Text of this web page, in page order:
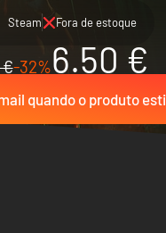
Steam Fora de estoque
€-32%6.50 €
quando o produto